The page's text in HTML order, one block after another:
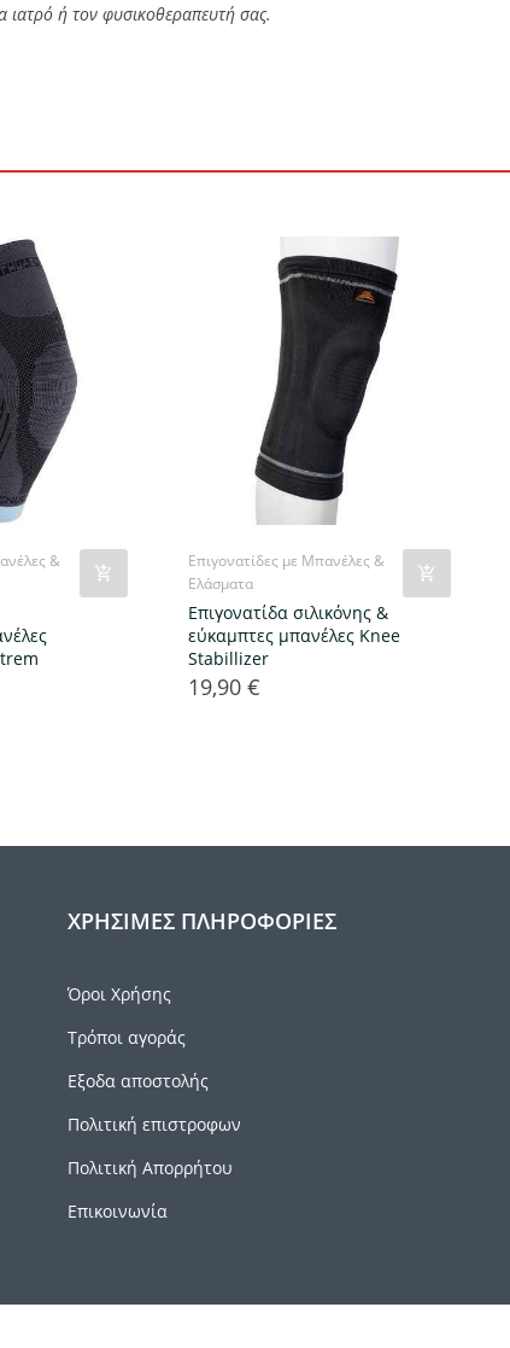
ιατρό ή τον φυσικοθεραπευτή σας.
&
Επιγονατίδες με Μπανέλες &
Ελάσματα
Επιγονατίδα σιλικόνης &
εύκαμπτες μπανέλες Knee
Stabillizer
Τιμή
19,90 €
ΧΡΉΣΙΜΕΣ ΠΛΗΡΟΦΟΡΊΕΣ
Όροι Χρήσης
Τρόποι αγοράς
Εξοδα αποστολής
Πολιτική επιστροφων
Πολιτική Απορρήτου
Επικοινωνία